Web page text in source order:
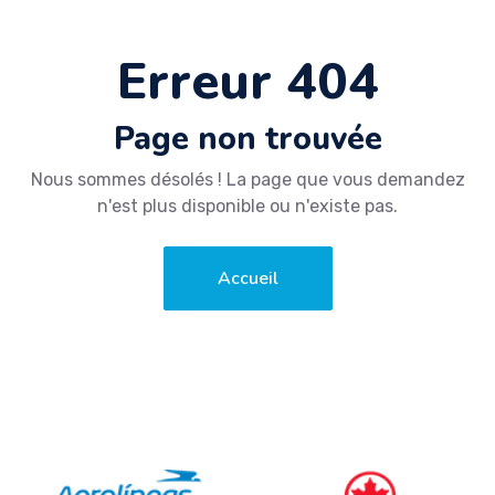
Erreur 404
Page non trouvée
Nous sommes désolés ! La page que vous demandez
n'est plus disponible ou n'existe pas.
Accueil